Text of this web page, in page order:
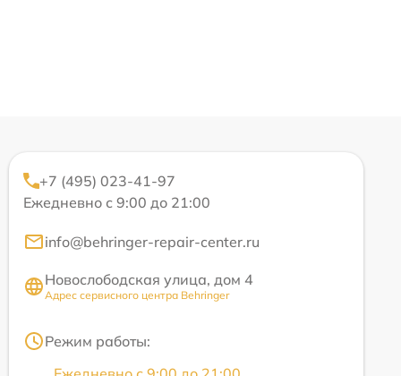
+7 (495) 023-41-97
Ежедневно с 9:00 до 21:00
info@behringer-repair-center.ru
Новослободская улица, дом 4
Адрес сервисного центра Behringer
Режим работы: